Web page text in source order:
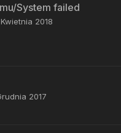
System failed
2018
2017